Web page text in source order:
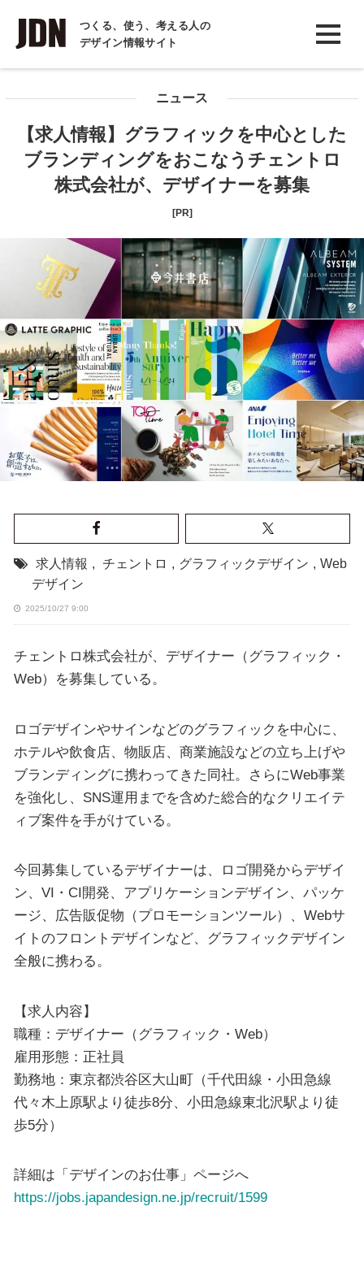
つくる、使う、考える人の
デザイン情報サイト
INTERVIEW
インタビュー
COLUMN
コラム
ニュース
【求人情報】グラフィックを中心とした
ブランディングをおこなうチェントロ
株式会社が、デザイナーを募集
[PR]
求人情報 , チェントロ , グラフィックデザイン , Web
デザイン
2025/10/27 9:00
チェントロ株式会社が、デザイナー（グラフィック・
Web）を募集している。
ロゴデザインやサインなどのグラフィックを中心に、
ホテルや飲食店、物販店、商業施設などの立ち上げや
ブランディングに携わってきた同社。さらにWeb事業
を強化し、SNS運用までを含めた総合的なクリエイテ
ィブ案件を手がけている。
今回募集しているデザイナーは、ロゴ開発からデザイ
ン、VI・CI開発、アプリケーションデザイン、パッケ
ージ、広告販促物（プロモーションツール）、Webサ
イトのフロントデザインなど、グラフィックデザイン
全般に携わる。
【求人内容】
職種：デザイナー（グラフィック・Web）
雇用形態：正社員
勤務地：東京都渋谷区大山町（千代田線・小田急線
代々木上原駅より徒歩8分、小田急線東北沢駅より徒
歩5分）
詳細は「デザインのお仕事」ページへ
https://jobs.japandesign.ne.jp/recruit/1599